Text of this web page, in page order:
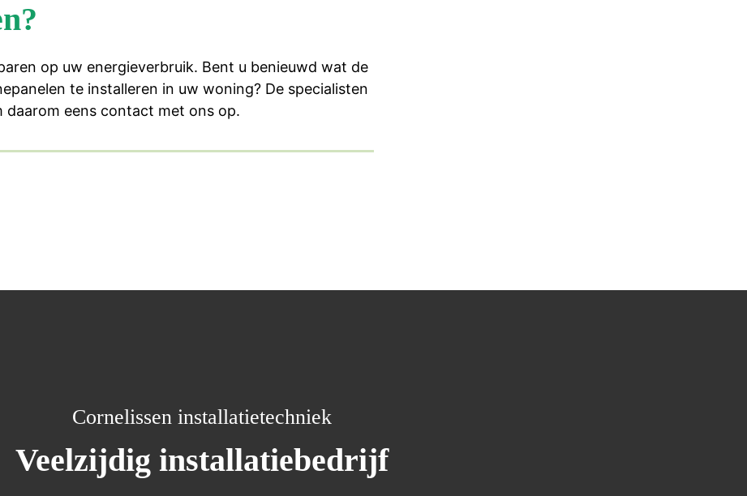
op uw energieverbruik. Bent u benieuwd wat de
te installeren in uw woning? De specialisten
daarom eens contact met ons op.
Cornelissen installatietechniek
Veelzijdig installatiebedrijf